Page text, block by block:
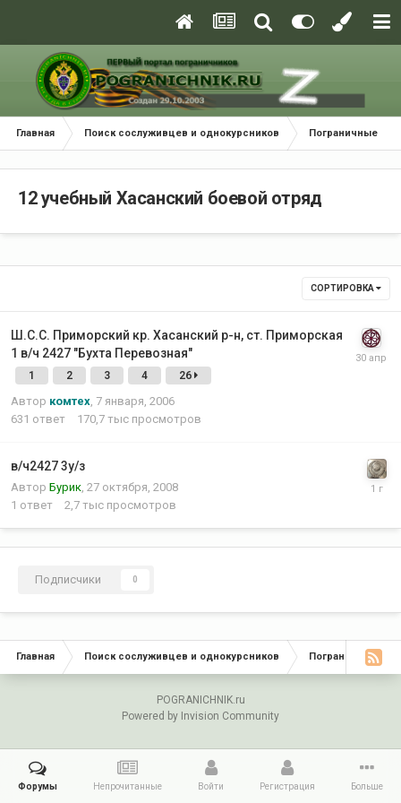
Главная Поиск сослуживцев и однокурсников Пограничные
12 учебный Хасанский боевой отряд
СОРТИРОВКА
Ш.С.С. Приморский кр. Хасанский р-н, ст. Приморская
1 в/ч 2427 "Бухта Перевозная"
1 2 3 4 26
Автор комтех 7 января, 2006
631 ответ 170,7 тыс просмотров
в/ч2427 3у/з
Автор Бурик 27 октября, 2008
1 ответ 2,7 тыс просмотров
Подписчики 0
Главная Поиск сослуживцев и однокурсников Пограничные
POGRANICHNIK.ru
Powered by Invision Community
Форумы Непрочитанные Войти Регистрация Больше